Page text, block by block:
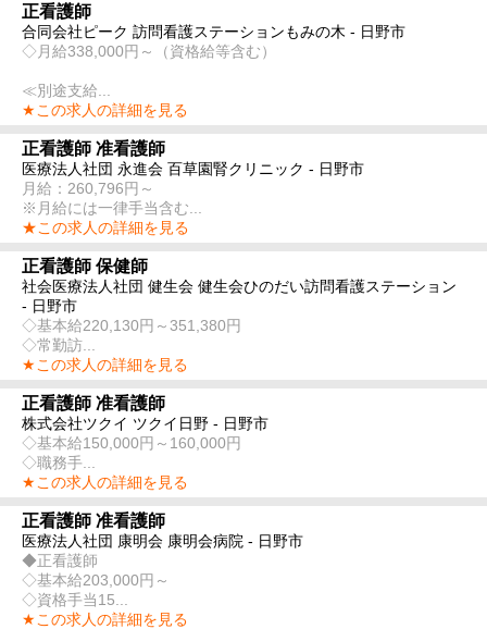
正看護師
合同会社ピーク 訪問看護ステーションもみの木 - 日野市
◇月給338,000円～（資格給等含む）
≪別途支給...
★この求人の詳細を見る
正看護師 准看護師
医療法人社団 永進会 百草園腎クリニック - 日野市
月給：260,796円～
※月給には一律手当含む...
★この求人の詳細を見る
正看護師 保健師
社会医療法人社団 健生会 健生会ひのだい訪問看護ステーション
- 日野市
◇基本給220,130円～351,380円
◇常勤訪...
★この求人の詳細を見る
正看護師 准看護師
株式会社ツクイ ツクイ日野 - 日野市
◇基本給150,000円～160,000円
◇職務手...
★この求人の詳細を見る
正看護師 准看護師
医療法人社団 康明会 康明会病院 - 日野市
◆正看護師
◇基本給203,000円～
◇資格手当15...
★この求人の詳細を見る